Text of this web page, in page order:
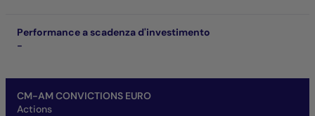
Performance a scadenza d'investimento
-
CM-AM CONVICTIONS EURO
Actions